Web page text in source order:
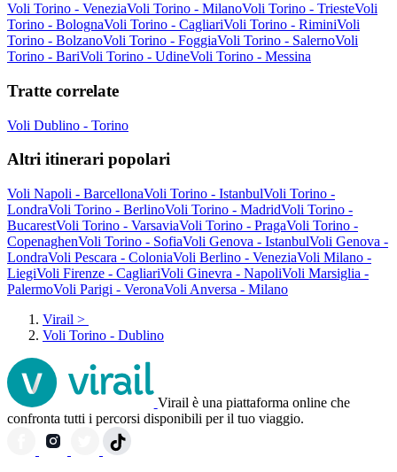
Voli Torino - VeneziaVoli Torino - MilanoVoli Torino - TriesteVoli
Torino - BolognaVoli Torino - CagliariVoli Torino - RiminiVoli
Torino - BolzanoVoli Torino - FoggiaVoli Torino - SalernoVoli
Torino - BariVoli Torino - UdineVoli Torino - Messina
Tratte correlate
Voli Dublino - Torino
Altri itinerari popolari
Voli Napoli - BarcellonaVoli Torino - IstanbulVoli Torino -
LondraVoli Torino - BerlinoVoli Torino - MadridVoli Torino -
BucarestVoli Torino - VarsaviaVoli Torino - PragaVoli Torino -
CopenaghenVoli Torino - SofiaVoli Genova - IstanbulVoli Genova -
LondraVoli Pescara - ColoniaVoli Berlino - VeneziaVoli Milano -
LiegiVoli Firenze - CagliariVoli Ginevra - NapoliVoli Marsiglia -
PalermoVoli Parigi - VeronaVoli Anversa - Milano
Virail >
Voli Torino - Dublino
Virail è una piattaforma online che
confronta tutti i percorsi disponibili per il tuo viaggio.